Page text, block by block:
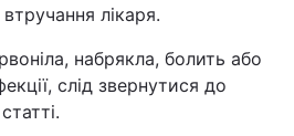
лікаря.
набрякла, болить або
слід звернутися до